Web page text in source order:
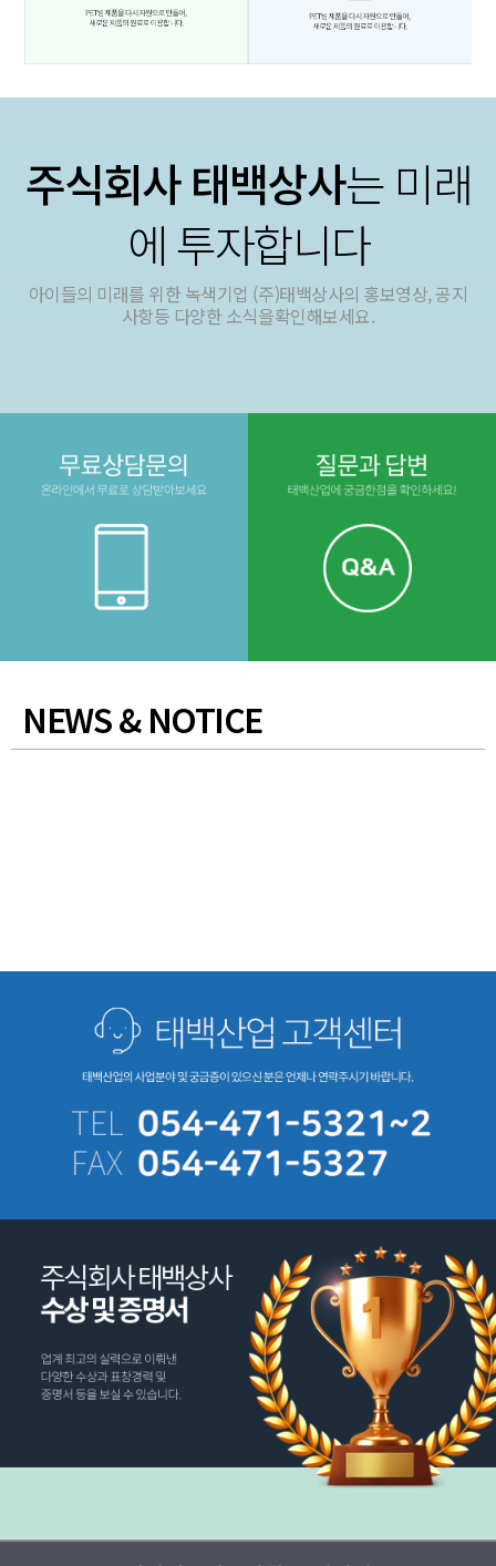
주식회사 태백상사는 미래
에 투자합니다
아이들의 미래를 위한 녹색기업 (주)태백상사의 홍보영상, 공지
사항등 다양한 소식을확인해보세요.
NEWS & NOTICE